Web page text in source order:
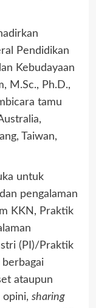
Pendidikan
Kebudayaan
M.Sc., Ph.D.,
tamu
Taiwan,
untuk
pengalaman
KKN, Praktik
(PI)/Praktik
ataupun
sharing